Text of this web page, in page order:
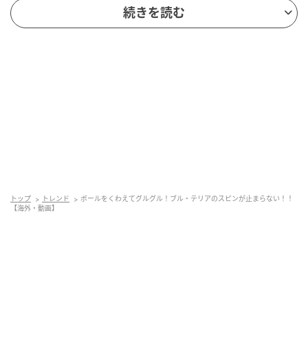
続きを読む
トップ トレンド
ボールをくわえてグルグル！ブル・テリアのスピンが止まらない！！
【海外・動画】